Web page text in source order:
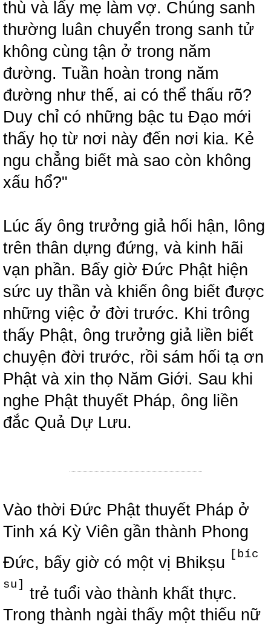
thù và lấy mẹ làm vợ. Chúng sanh
thường luân chuyển trong sanh tử
không cùng tận ở trong năm
đường. Tuần hoàn trong năm
đường như thế, ai có thể thấu rõ?
Duy chỉ có những bậc tu Đạo mới
thấy họ từ nơi này đến nơi kia. Kẻ
ngu chẳng biết mà sao còn không
xấu hổ?"
Lúc ấy ông trưởng giả hối hận, lông
trên thân dựng đứng, và kinh hãi
vạn phần. Bấy giờ Đức Phật hiện
sức uy thần và khiến ông biết được
những việc ở đời trước. Khi trông
thấy Phật, ông trưởng giả liền biết
chuyện đời trước, rồi sám hối tạ ơn
Phật và xin thọ Năm Giới. Sau khi
nghe Phật thuyết Pháp, ông liền
đắc Quả Dự Lưu.
Vào thời Đức Phật thuyết Pháp ở
Tinh xá Kỳ Viên gần thành Phong
Đức, bấy giờ có một vị Bhikṣu
[bíc
su]
trẻ tuổi vào thành khất thực.
Trong thành ngài thấy một thiếu nữ